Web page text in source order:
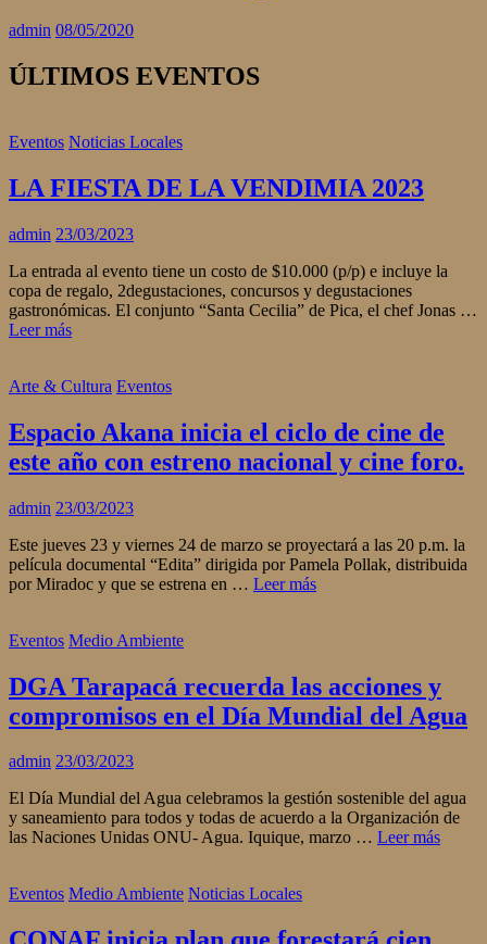
admin 08/05/2020
ÚLTIMOS EVENTOS
Eventos Noticias Locales
LA FIESTA DE LA VENDIMIA 2023
admin 23/03/2023
La entrada al evento tiene un costo de $10.000 (p/p) e incluye la
copa de regalo, 2degustaciones, concursos y degustaciones
gastronómicas. El conjunto “Santa Cecilia” de Pica, el chef Jonas …
Leer más
Arte & Cultura Eventos
Espacio Akana inicia el ciclo de cine de
este año con estreno nacional y cine foro.
admin 23/03/2023
Este jueves 23 y viernes 24 de marzo se proyectará a las 20 p.m. la
película documental “Edita” dirigida por Pamela Pollak, distribuida
por Miradoc y que se estrena en … Leer más
Eventos Medio Ambiente
DGA Tarapacá recuerda las acciones y
compromisos en el Día Mundial del Agua
admin 23/03/2023
El Día Mundial del Agua celebramos la gestión sostenible del agua
y saneamiento para todos y todas de acuerdo a la Organización de
las Naciones Unidas ONU- Agua. Iquique, marzo … Leer más
Eventos Medio Ambiente Noticias Locales